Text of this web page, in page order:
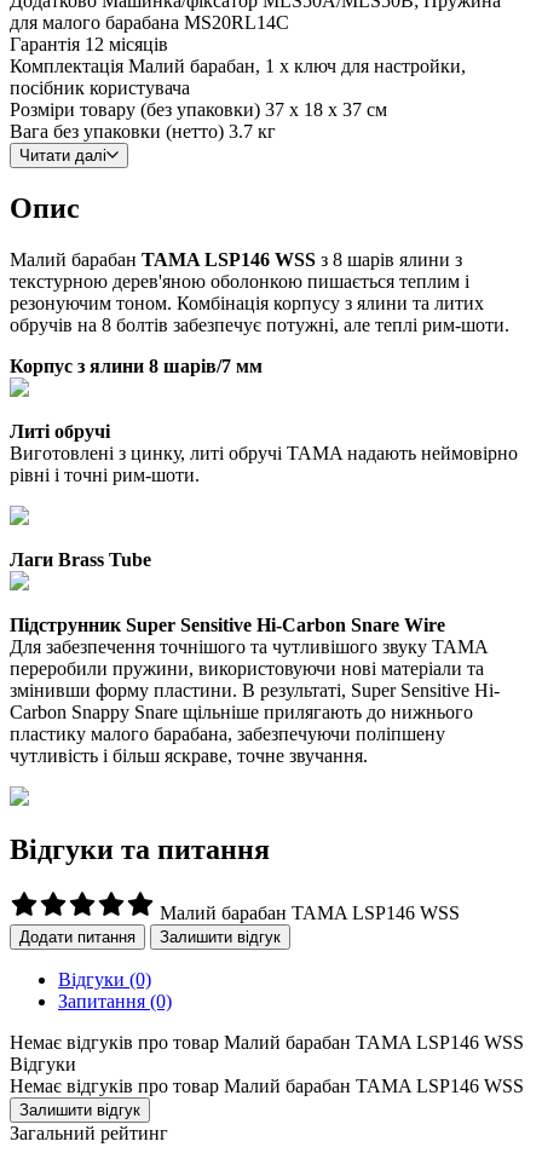
для малого барабана MS20RL14C
Гарантія 12 місяців
Комплектація Малий барабан, 1 x ключ для настройки,
посібник користувача
Розміри товару (без упаковки) 37 x 18 x 37 см
Вага без упаковки (нетто) 3.7 кг
Читати далі
Опис
Малий барабан TAMA LSP146 WSS з 8 шарів ялини з
текстурною дерев'яною оболонкою пишається теплим і
резонуючим тоном. Комбінація корпусу з ялини та литих
обручів на 8 болтів забезпечує потужні, але теплі рим-шоти.
Корпус з ялини 8 шарів/7 мм
Литі обручі
Виготовлені з цинку, литі обручі TAMA надають неймовірно
рівні і точні рим-шоти.
Лаги Brass Tube
Підструнник Super Sensitive Hi-Carbon Snare Wire
Для забезпечення точнішого та чутливішого звуку TAMA
переробили пружини, використовуючи нові матеріали та
змінивши форму пластини. В результаті, Super Sensitive Hi-
Carbon Snappy Snare щільніше прилягають до нижнього
пластику малого барабана, забезпечуючи поліпшену
чутливість і більш яскраве, точне звучання.
Відгуки та питання
Малий барабан TAMA LSP146 WSS
Додати питання Залишити відгук
Відгуки (0)
Запитання (0)
Немає відгуків про товар Малий барабан TAMA LSP146 WSS
Відгуки
Немає відгуків про товар Малий барабан TAMA LSP146 WSS
Залишити відгук
Загальний рейтинг